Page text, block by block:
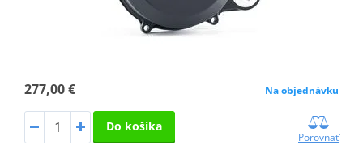
277,00 € Na objednávku
Do košíka
Porovnať